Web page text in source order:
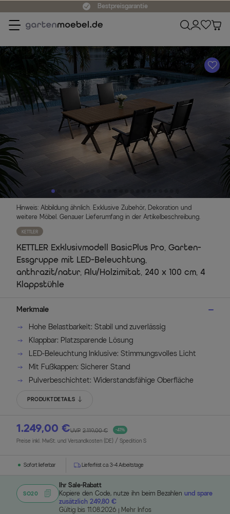
Bestpreisgarantie
A
Hinweis: Abbildung ähnlich. Exklusive Zubehör, Dekoration und
weitere Möbel. Genauer Lieferumfang in der Artikelbeschreibung.
KETTLER
KETTLER Exklusivmodell BasicPlus Pro, Garten-
Essgruppe mit LED-Beleuchtung,
anthrazit/natur, Alu/Holzimitat, 240 x 100 cm, 4
Klappstühle
Merkmale
Hohe Belastbarkeit: Stabil und zuverlässig
Klappbar: Platzsparende Lösung
LED-Beleuchtung Inklusive: Stimmungsvolles Licht
Mit Fußkappen: Sicherer Stand
Pulverbeschichtet: Widerstandsfähige Oberfläche
PRODUKTDETAILS
1.249,00 € -41%
UVP 2.119,00 €
Preise inkl. MwSt. und Versandkosten (DE) / Spedition S
Sofort lieferbar Lieferfrist ca. 3-4 Arbeitstage
SO20
Ihr Sale-Rabatt
Kopiere den Code, nutze ihn beim Bezahlen und spare
zusätzlich 249,80 €
Gültig bis 11.08.2026
Mehr Infos